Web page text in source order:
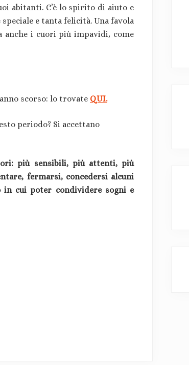
abitanti. C’è lo spirito di aiuto e
speciale e tanta felicità. Una favola
anche i cuori più impavidi, come
scorso: lo trovate QUI.
periodo? Si accettano
più sensibili, più attenti, più
fermarsi, concedersi alcuni
in cui poter condividere sogni e